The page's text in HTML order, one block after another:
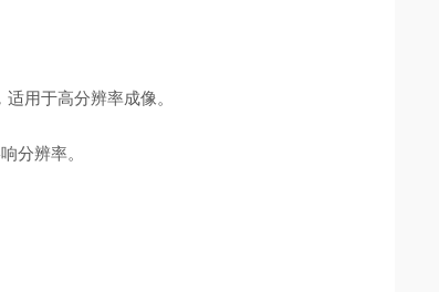
适用于高分辨率成像。
分辨率。